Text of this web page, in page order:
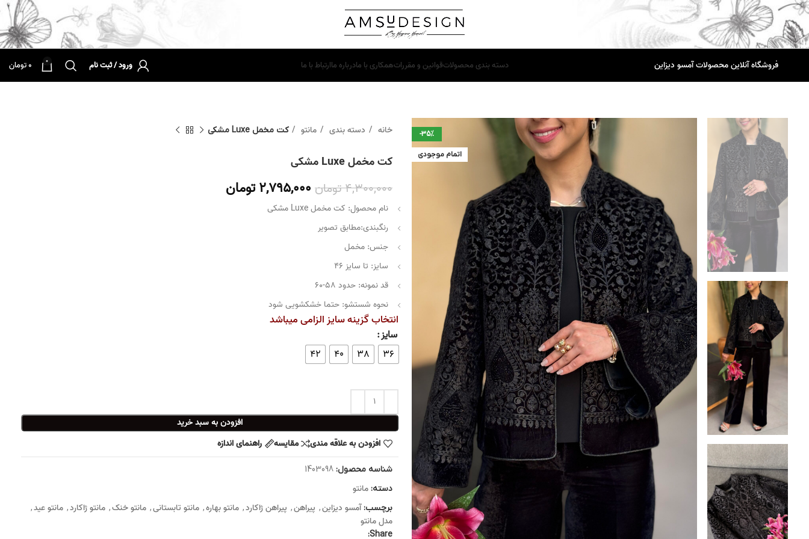
فروشگاه آنلاین محصولات آمسو دیزاین دسته بندی محصولاتقوانین و مقرراتهمکاری با مادرباره ماارتباط با ما ورود / ثبت نام 0
0تومان
-35%
اتمام موجودی
خانه دسته بندی مانتو کت مخمل Luxe مشکی
کت مخمل Luxe مشکی
4,300,000تومان 2,795,000تومان
نام محصول: کت مخمل Luxe مشکی
رنگبندی:مطابق تصویر
جنس: مخمل
سایز: تا سایز ۴۶
قد نمونه: حدود ۵۸-۶۰
نحوه شستشو: حتما خشکشویی شود
انتخاب گزینه سایز الزامی میباشد
سایز
36
38
40
42
افزودن به سبد خرید
افزودن به علاقه مندی
مقایسه راهنمای اندازه
شناسه محصول: 1403098
دسته: مانتو
برچسب: آمسو دیزاین, پیراهن, پیراهن ژاکارد, مانتو بهاره, مانتو تابستانی, مانتو خنک, مانتو ژاکارد, مانتو عید,
مدل مانتو
Share: